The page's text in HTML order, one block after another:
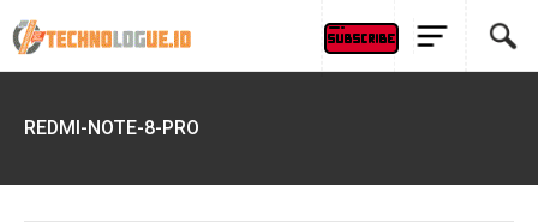
REDMI-NOTE-8-PRO